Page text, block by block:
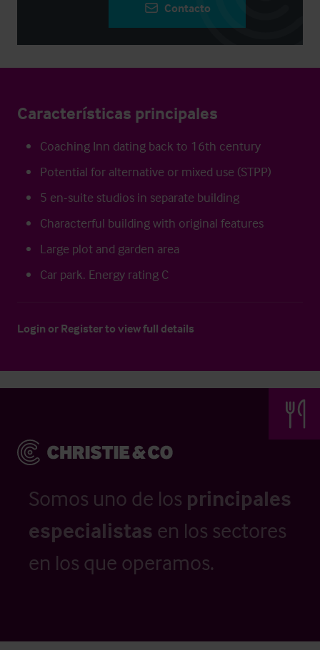
Contacto
Características principales
Coaching Inn dating back to 16th century
Potential for alternative or mixed use (STPP)
5 en-suite studios in separate building
Characterful building with original features
Large plot and garden area
Car park. Energy rating C
Login or Registerto view full details
Somos uno de los principales
especialistas en los sectores
en los que operamos.